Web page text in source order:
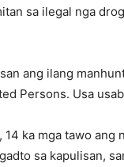
sa ilegal nga
ang ilang
Persons. Usa
ka mga tawo
sa kapulisan,